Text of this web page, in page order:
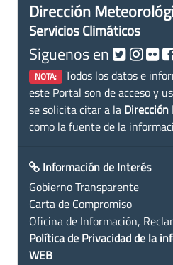
Dirección
Servicios Climáticos
Siguenos en
NOTA: Todos los datos e
este Portal son de acceso y
se solicita citar a la Dirección
como la fuente de la
Información de Interés
Gobierno Transparente
Carta de Compromiso
Oficina de Información,
Política de Privacidad de la
WEB